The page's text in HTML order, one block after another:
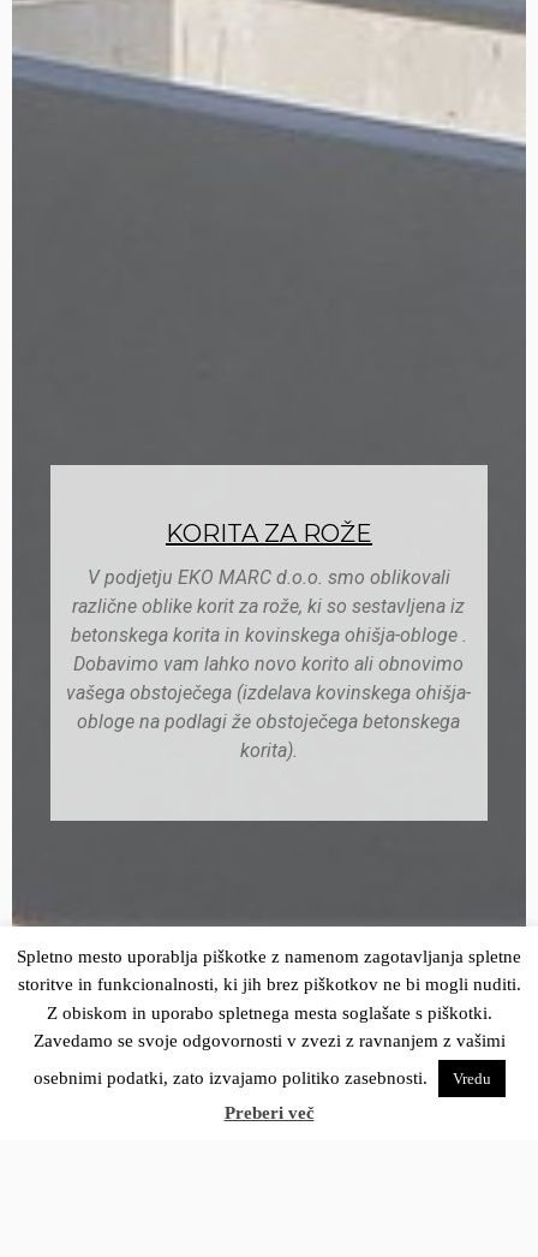
KORITA ZA ROŽE
V podjetju EKO MARC d.o.o. smo oblikovali
različne oblike korit za rože, ki so sestavljena iz
betonskega korita in kovinskega ohišja-obloge .
Dobavimo vam lahko novo korito ali obnovimo
vašega obstoječega (izdelava kovinskega ohišja-
obloge na podlagi že obstoječega betonskega
korita).
Spletno mesto uporablja piškotke z namenom zagotavljanja spletne
storitve in funkcionalnosti, ki jih brez piškotkov ne bi mogli nuditi.
Z obiskom in uporabo spletnega mesta soglašate s piškotki.
Zavedamo se svoje odgovornosti v zvezi z ravnanjem z vašimi
osebnimi podatki, zato izvajamo politiko zasebnosti.
Vredu
Preberi več